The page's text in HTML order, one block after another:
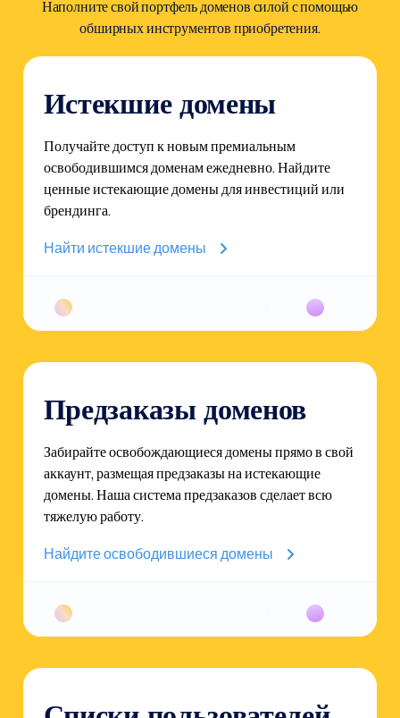
Наполните свой портфель доменов силой с помощью
обширных инструментов приобретения.
Истекшие домены
Получайте доступ к новым премиальным
освободившимся доменам ежедневно. Найдите
ценные истекающие домены для инвестиций или
брендинга.
Найти истекшие домены
iwealth.com
Предзаказы доменов
Забирайте освобождающиеся домены прямо в свой
аккаунт, размещая предзаказы на истекающие
домены. Наша система предзаказов сделает всю
тяжелую работу.
Найдите освободившиеся домены
iwealth.com
Списки пользователей